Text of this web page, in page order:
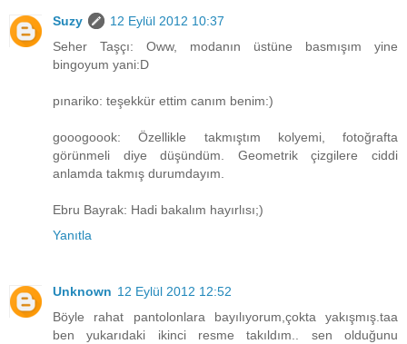
Suzy
12 Eylül 2012 10:37
Seher Taşçı: Oww, modanın üstüne basmışım yine
bingoyum yani:D
pınariko: teşekkür ettim canım benim:)
gooogoook: Özellikle takmıştım kolyemi, fotoğrafta
görünmeli diye düşündüm. Geometrik çizgilere ciddi
anlamda takmış durumdayım.
Ebru Bayrak: Hadi bakalım hayırlısı;)
Yanıtla
Unknown 12 Eylül 2012 12:52
Böyle rahat pantolonlara bayılıyorum,çokta yakışmış.taa
ben yukarıdaki ikinci resme takıldım.. sen olduğunu